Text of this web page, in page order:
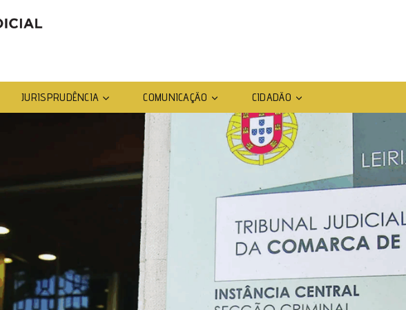
JURISPRUDÊNCIA COMUNICAÇÃO CIDADÃO